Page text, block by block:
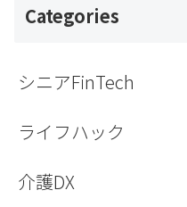
Categories
シニアFinTech
ライフハック
介護DX